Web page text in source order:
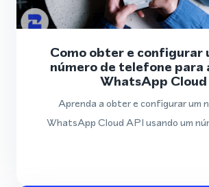
Como obter e configurar
número de telefone para
WhatsApp Cloud
Aprenda a obter e configurar um
WhatsApp Cloud API usando um